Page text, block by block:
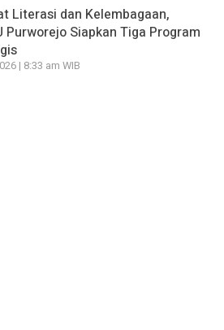
Literasi dan Kelembagaan,
Purworejo Siapkan Tiga Program
| 8:33 am WIB